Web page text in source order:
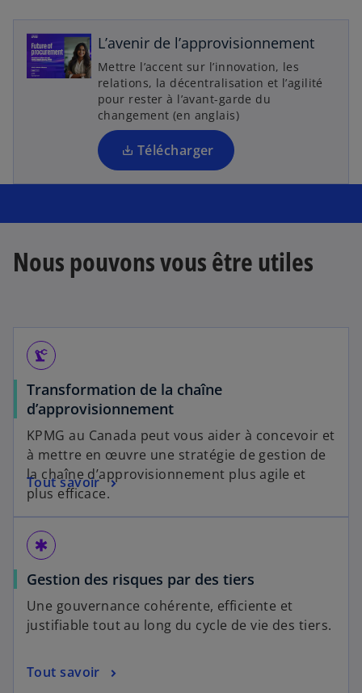
L’avenir de l’approvisionnement
Mettre l’accent sur l’innovation, les
relations, la décentralisation et l’agilité
pour rester à l’avant-garde du
changement (en anglais)
Télécharger
e
d
a
n
s
u
n
l
o
l
Nous pouvons vous être utiles
precision_manufacturing
Transformation de la chaîne
d’approvisionnement
KPMG au Canada peut vous aider à concevoir et
à mettre en œuvre une stratégie de gestion de
la chaîne d’approvisionnement plus agile et
plus efficace.
Tout savoir
emergency
Gestion des risques par des tiers
Une gouvernance cohérente, efficiente et
justifiable tout au long du cycle de vie des tiers.
Tout savoir